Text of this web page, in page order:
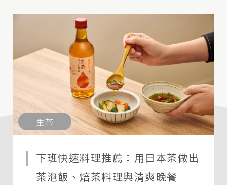
生茶
下班快速料理推薦：用日本茶做出
茶泡飯、焙茶料理與清爽晚餐